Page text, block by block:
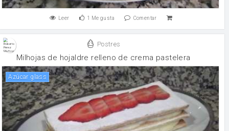
Leer 1 Me gusta Comentar
Postres
Milhojas de hojaldre relleno de crema pastelera
Azúcar glass